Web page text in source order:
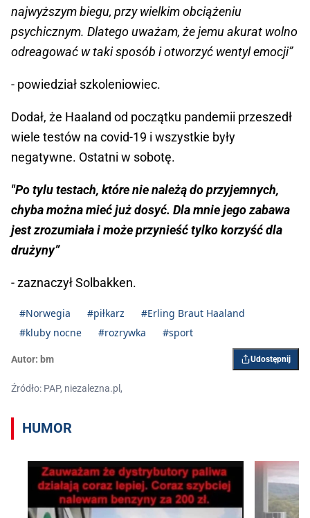
najwyższym biegu, przy wielkim obciążeniu
psychicznym. Dlatego uważam, że jemu akurat wolno
odreagować w taki sposób i otworzyć wentyl emocji”
- powiedział szkoleniowiec.
Dodał, że Haaland od początku pandemii przeszedł
wiele testów na covid-19 i wszystkie były
negatywne. Ostatni w sobotę.
"Po tylu testach, które nie należą do przyjemnych,
chyba można mieć już dosyć. Dla mnie jego zabawa
jest zrozumiała i może przynieść tylko korzyść dla
drużyny”
- zaznaczył Solbakken.
#Norwegia #piłkarz
#Erling Braut Haaland
#kluby nocne
#rozrywka #sport
Autor: bm Udostępnij
Źródło: PAP, niezalezna.pl,
HUMOR